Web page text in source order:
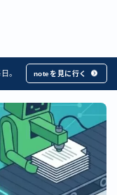
。 noteを見に行く